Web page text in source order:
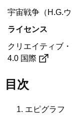
宇宙戦争（H.G.ウ
ライセンス
クリエイティブ
4.0 国際
目次
エピグラフ